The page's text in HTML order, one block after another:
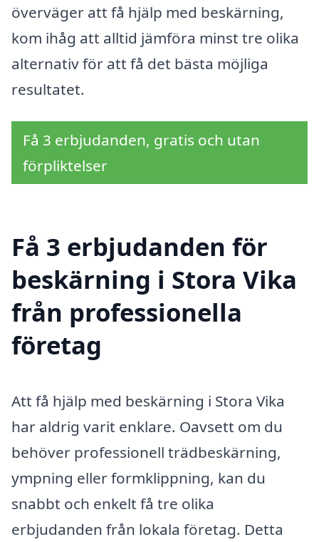
överväger att få hjälp med beskärning,
kom ihåg att alltid jämföra minst tre olika
alternativ för att få det bästa möjliga
resultatet.
Få 3 erbjudanden, gratis och utan
förpliktelser
Få 3 erbjudanden för
beskärning i Stora Vika
från professionella
företag
Att få hjälp med beskärning i Stora Vika
har aldrig varit enklare. Oavsett om du
behöver professionell trädbeskärning,
ympning eller formklippning, kan du
snabbt och enkelt få tre olika
erbjudanden från lokala företag. Detta